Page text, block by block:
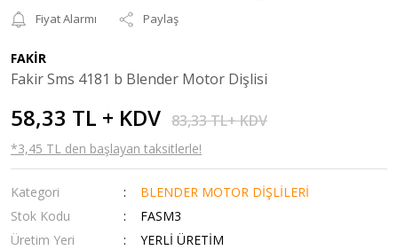
Fiyat Alarmı
Paylaş
FAKİR
Fakir Sms 4181 b Blender Motor Dişlisi
58,33 TL + KDV 83,33 TL+ KDV
*3,45 TL den başlayan taksitlerle!
Kategori
BLENDER MOTOR DİŞLİLERİ
Stok Kodu
FASM3
Üretim Yeri
YERLİ ÜRETİM